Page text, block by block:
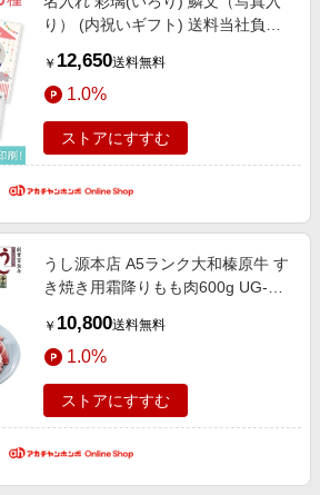
り） (内祝いギフト) 送料当社負担
返しギフト 名入れギフト・顔写真
＋名入れギフト
￥ 12,650送料無料
1.0%
ストアにすすむ
うし源本店 A5ランク大和榛原牛 す
き焼き用霜降りもも肉600g UG-
負担 アカチャンホンポ限定 内祝
い・お返しギフト 菓子・食品ギフ
ト ハム・肉・米
￥ 10,800送料無料
1.0%
ストアにすすむ